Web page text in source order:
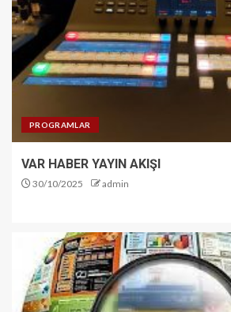
PROGRAMLAR
VAR HABER YAYIN AKIŞI
30/10/2025 admin